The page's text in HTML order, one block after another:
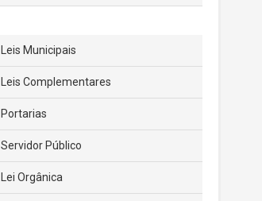
Leis Municipais
Leis Complementares
Portarias
Servidor Público
Lei Orgânica